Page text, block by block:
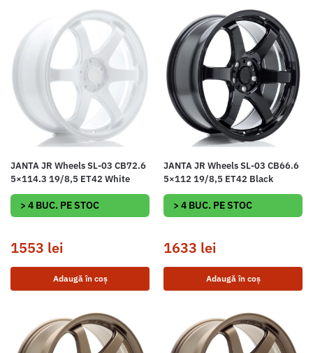
JANTA JR Wheels SL-03 CB72.6
5×114.3 19/8,5 ET42 White
> 4 BUC. PE STOC
1553 lei
Adaugă în coș
JANTA JR Wheels SL-03 CB66.6
5×112 19/8,5 ET42 Black
> 4 BUC. PE STOC
1633 lei
Adaugă în coș